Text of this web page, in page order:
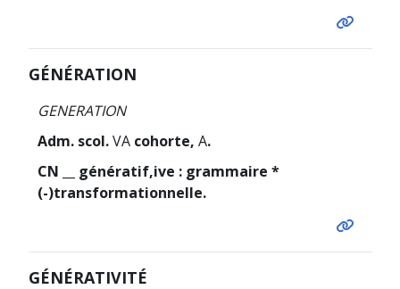
GÉNÉRATION
GENERATION
Adm. scol.VA cohorte, A.
CN __ génératif,ive : grammaire *
(-)transformationnelle.
GÉNÉRATIVITÉ